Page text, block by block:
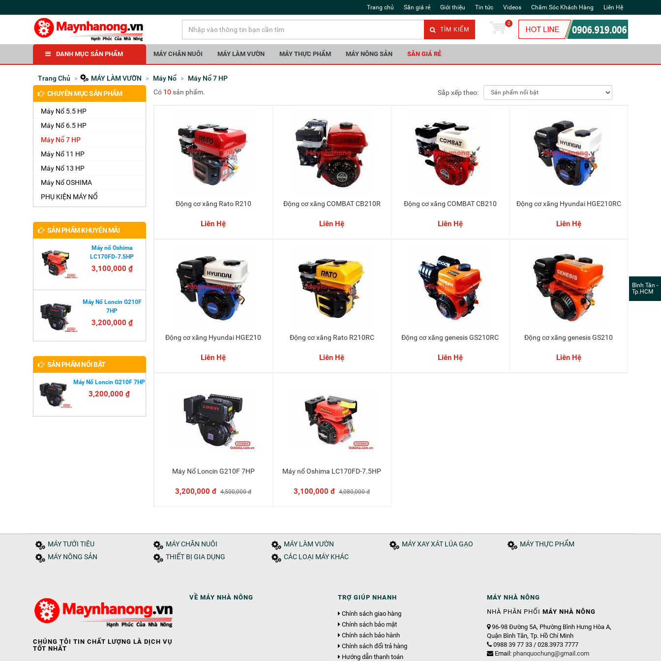
Trang chủ Săn giá rẻ Giới thiệu Tin tức Videos Chăm Sóc Khách Hàng Liên Hệ
TÌM KIẾM
0
DANH MỤC SẢN PHẨM MÁY CHĂN NUÔI MÁY LÀM VƯỜN MÁY THỰC PHẨM MÁY NÔNG SẢN SĂN GIÁ RẺ
Trang Chủ MÁY LÀM VƯỜN Máy Nổ
Máy Nổ 7 HP
Có 10 sản phẩm. Sắp xếp theo:
Động cơ xăng Rato R210
Liên Hệ
Động cơ xăng COMBAT CB210R
Liên Hệ
Động cơ xăng COMBAT CB210
Liên Hệ
Động cơ xăng Hyundai HGE210RC
Liên Hệ
Động cơ xăng Hyundai HGE210
Liên Hệ
Động cơ xăng Rato R210RC
Liên Hệ
Động cơ xăng genesis GS210RC
Liên Hệ
Động cơ xăng genesis GS210
Liên Hệ
Thêm vào giỏ
Máy Nổ Loncin G210F 7HP
3,200,000 đ 4,500,000 đ
Thêm vào giỏ
Máy nổ Oshima LC170FD-7.5HP
3,100,000 đ 4,080,000 đ
CHUYÊN MỤC SẢN PHẨM
Máy Nổ 5.5 HP
Máy Nổ 6.5 HP
Máy Nổ 7 HP
Máy Nổ 11 HP
Máy Nổ 13 HP
Máy Nổ OSHIMA
PHỤ KIỆN MÁY NỔ
SẢN PHẨM KHUYẾN MÃI
Máy nổ Oshima
LC170FD-7.5HP
3,100,000 ₫
Máy Nổ Loncin G210F
7HP
3,200,000 ₫
SẢN PHẨM NỔI BẬT
Máy Nổ Loncin G210F 7HP
3,200,000 ₫
MÁY TƯỚI TIÊU MÁY CHĂN NUÔI MÁY LÀM VƯỜN MÁY XAY XÁT LÚA GẠO
MÁY THỰC PHẨM
MÁY NÔNG SẢN
THIẾT BỊ GIA DỤNG CÁC LOẠI MÁY KHÁC
CHÚNG TÔI TIN CHẤT LƯỢNG LÀ DỊCH VỤ
TỐT NHẤT
VỀ MÁY NHÀ NÔNG TRỢ GIÚP NHANH
Chính sách giao hàng
Chính sách bảo mật
Chính sách bảo hành
Chính sách đổi trả hàng
Hướng dẫn thanh toán
MÁY NHÀ NÔNG
NHÀ PHÂN PHỐI MÁY NHÀ NÔNG
96-98 Đường 5A, Phường Bình Hưng Hòa A,
Quận Bình Tân, Tp. Hồ Chí Minh
0988 39 77 33 / 028.3973 7777
Email: phanquochung@gmail.com
Bình Tân -
Tp.HCM